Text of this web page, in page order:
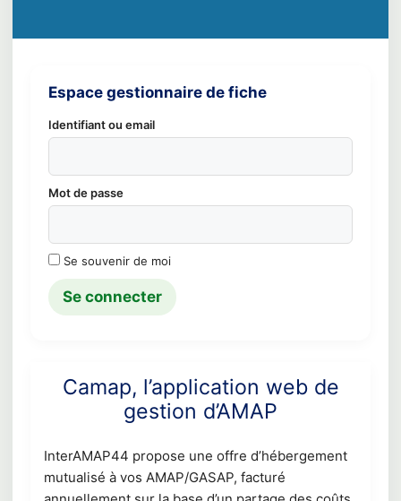
Espace gestionnaire de fiche
Identifiant ou email
Mot de passe
Se souvenir de moi
Camap, l’application web de
gestion d’AMAP
InterAMAP44 propose une offre d’hébergement
mutualisé à vos AMAP/GASAP, facturé